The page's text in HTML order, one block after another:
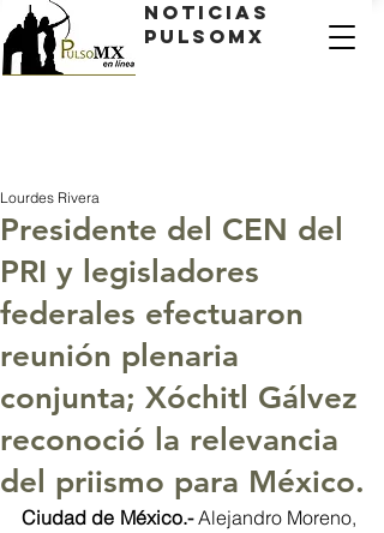
Noticias
PulsoMX
Presidente del CEN del
PRI y legisladores
federales efectuaron
reunión plenaria
conjunta; Xóchitl Gálvez
reconoció la relevancia
del priismo para México.
Lourdes Rivera
Ciudad de México.- Alejandro Moreno,